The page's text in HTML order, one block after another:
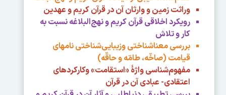
وراثت زمين و وارثان آن در قرآن كريم و عهدين
رويكرد اخلاقی قرآن كريم و نهج‌البلاغه نسبت به
كار و تلاش
بررسی معناشناختی وزيبايی‌شناختی نام­های
قيامت (صاخّه، طامّه و حاقّه)
مفهوم‌شناسی واژۀ «استقامت» وكاركردهای
اعتقادی- عبادی آن در قرآن